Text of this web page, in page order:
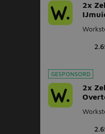
2x
GESPONSORD
2x